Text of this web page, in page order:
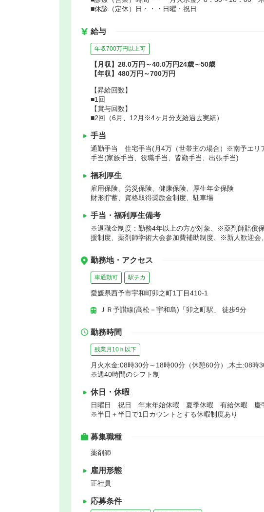
■休診（定休）日・・・日曜・祝日
給与
年収700万円以上可
【月収】28.0万円～40.0万円24歳～50歳
【年収】480万円～700万円
【昇給回数】
■1回
【賞与回数】
■2回（6月、12月※4ヶ月分支給過去実績）
手当
通勤手当 住宅手当(月4万（世帯主の場合）※南予エ
手当(家族手当、役職手当、皆勤手当、出張手当)
福利厚生
雇用保険、労災保険、健康保険、厚生年金保険
財形貯蓄、資格取得奨励金制度、駐車場
手当・福利厚生備考
※退職金制度：勤務4年以上の方が対象、※薬剤師賠償
援制度、薬剤師学術大会参加費補助制度、※新人歓迎会
勤務地・アクセス
車通勤可 駅チカ
愛媛県西予市宇和町卯之町1丁目410-1
ＪＲ予讃線(高松－宇和島)「卯之町駅」 徒歩9分
勤務時間
残業月10ｈ以下
月火水金:08時30分～18時00分（休憩60分）,木土:08時
※週40時間のシフト制
休日・休暇
日曜日 祝日 年末年始休暇 夏季休暇 有給休暇 慶
※半日＋半日で1日カウントとする休暇制度あり
募集職種
薬剤師
雇用形態
正社員
応募条件